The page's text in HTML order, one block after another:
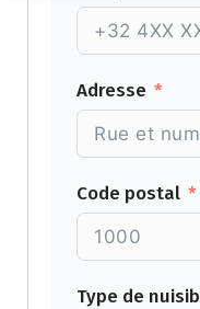
Adresse
Code postal
Type de